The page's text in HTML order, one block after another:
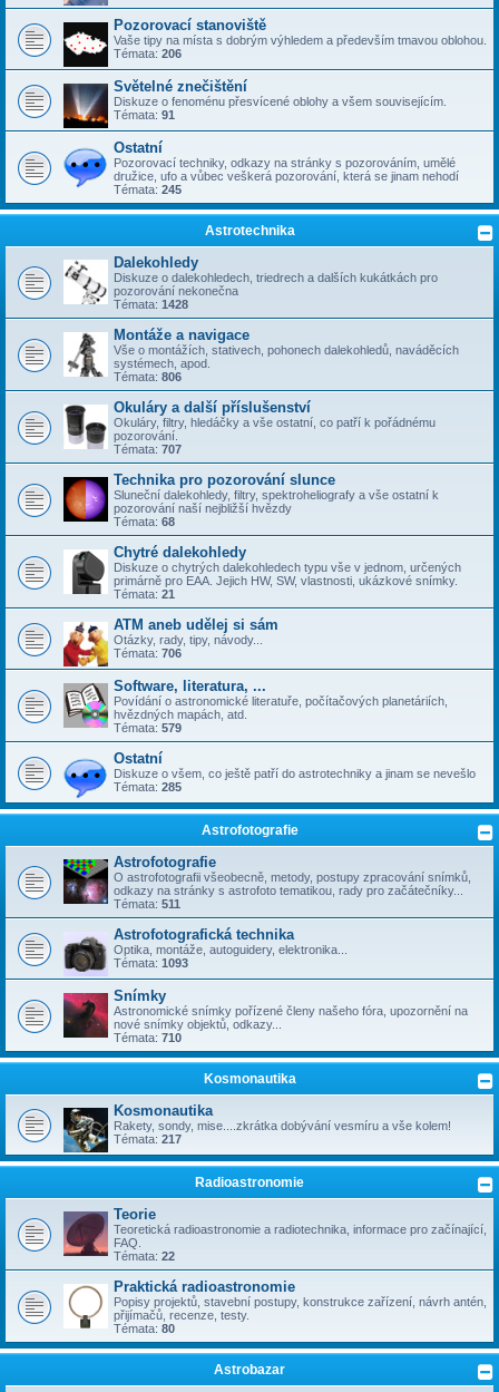
Pozorovací stanoviště
Vaše tipy na místa s dobrým výhledem a především tmavou oblohou.
Témata: 206
Světelné znečištění
Diskuze o fenoménu přesvícené oblohy a všem souvisejícím.
Témata: 91
Ostatní
Pozorovací techniky, odkazy na stránky s pozorováním, umělé
družice, ufo a vůbec veškerá pozorování, která se jinam nehodí
Témata: 245
Astrotechnika
Dalekohledy
Diskuze o dalekohledech, triedrech a dalších kukátkách pro
pozorování nekonečna
Témata: 1428
Montáže a navigace
Vše o montážích, stativech, pohonech dalekohledů, naváděcích
systémech, apod.
Témata: 806
Okuláry a další příslušenství
Okuláry, filtry, hledáčky a vše ostatní, co patří k pořádnému
pozorování.
Témata: 707
Technika pro pozorování slunce
Sluneční dalekohledy, filtry, spektroheliografy a vše ostatní k
pozorování naší nejbližší hvězdy
Témata: 68
Chytré dalekohledy
Diskuze o chytrých dalekohledech typu vše v jednom, určených
primárně pro EAA. Jejich HW, SW, vlastnosti, ukázkové snímky.
Témata: 21
ATM aneb udělej si sám
Otázky, rady, tipy, návody...
Témata: 706
Software, literatura, ...
Povídání o astronomické literatuře, počítačových planetáriích,
hvězdných mapách, atd.
Témata: 579
Ostatní
Diskuze o všem, co ještě patří do astrotechniky a jinam se nevešlo
Témata: 285
Astrofotografie
Astrofotografie
O astrofotografii všeobecně, metody, postupy zpracování snímků,
odkazy na stránky s astrofoto tematikou, rady pro začátečníky...
Témata: 511
Astrofotografická technika
Optika, montáže, autoguidery, elektronika...
Témata: 1093
Snímky
Astronomické snímky pořízené členy našeho fóra, upozornění na
nové snímky objektů, odkazy...
Témata: 710
Kosmonautika
Kosmonautika
Rakety, sondy, mise....zkrátka dobývání vesmíru a vše kolem!
Témata: 217
Radioastronomie
Teorie
Teoretická radioastronomie a radiotechnika, informace pro začínající,
FAQ.
Témata: 22
Praktická radioastronomie
Popisy projektů, stavební postupy, konstrukce zařízení, návrh antén,
přijímačů, recenze, testy.
Témata: 80
Astrobazar